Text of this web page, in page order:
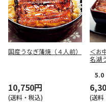
国産うなぎ蒲焼（４人前）
10,750円
(送料・税込)
＜お
名湖
5.0
(送料